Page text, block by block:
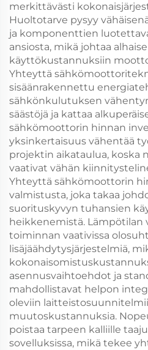
merkittävästi
Huoltotarve pysyy
ja komponenttien
ansiosta, mikä johtaa
käyttökustannuksiin
Yhteyttä
sisäänrakennettu
sähkönkulutuksen
säästöjä ja kattaa
sähkömoottorin hinnan
yksinkertaisuus vähentää
projektin aikataulua, koska
vaativat vähän
Yhteyttä sähkömoottorin
valmistusta, joka takaa
suorituskyvyn tuhansien
heikkenemistä. Lämpötilan
toiminnan vaativissa
lisäjäähdytysjärjestelmiä,
asennusvaihtoehdot ja
mahdollistavat helpon
oleviin
muutoskustannuksia.
poistaa tarpeen kalliille
sovelluksissa, mikä tekee